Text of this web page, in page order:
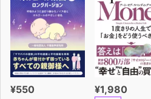
¥550 ¥1,980